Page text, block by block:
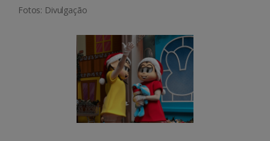
Fotos: Divulgação